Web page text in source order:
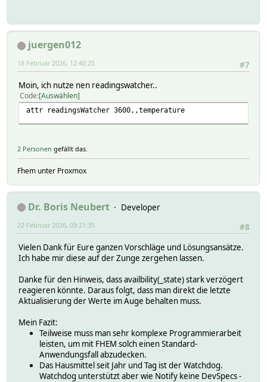
juergen012
#7
18 Februar 2026, 12:40:25
Moin, ich nutze nen readingswatcher..
Code Auswählen
attr readingsWatcher 3600,,temperature
2 Personen gefällt das.
Fhem unter Proxmox
Dr. Boris Neubert
Developer
#8
22 Februar 2026, 09:21:35
Vielen Dank für Eure ganzen Vorschläge und Lösungsansätze.
Ich habe mir diese auf der Zunge zergehen lassen.
Danke für den Hinweis, dass availbility(_state) stark verzögert
reagieren könnte. Daraus folgt, dass man direkt die letzte
Aktualisierung der Werte im Auge behalten muss.
Mein Fazit:
Teilweise muss man sehr komplexe Programmierarbeit
leisten, um mit FHEM solch einen Standard-
Anwendungsfall abzudecken.
Das Hausmittel seit Jahr und Tag ist der Watchdog.
Watchdog unterstützt aber wie Notify keine DevSpecs -